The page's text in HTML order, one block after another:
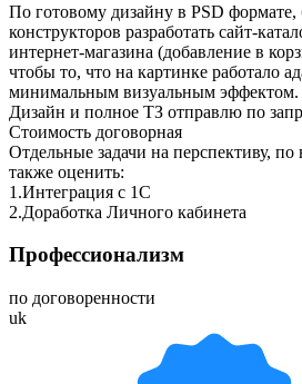
По готовому дизайну в PSD формате,
конструкторов разработать сайт-
интернет-магазина (добавление в
чтобы то, что на картинке работало
минимальным визуальным эффектом.
Дизайн и полное ТЗ отправлю по
Стоимость договорная
Отдельные задачи на перспективу,
также оценить:
1.Интеграция с 1С
2.Доработка Личного кабинета
Профессионализм
по договоренности
uk